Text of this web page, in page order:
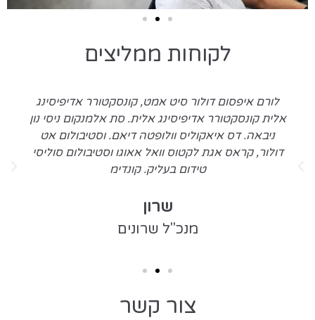
לקוחות ממליצים
לורם איפסום דולור סיט אמט, קונסקטורר אדיפיסינג
אלית קונסקטורר אדיפיסינג אלית. סת אלמנקום ניסי נון
ניבאה. דס איאקוליס וולופטה דיאם. וסטיבולום אט
דולור, קראס אגת לקטוס וואל אאוגו וסטיבולום סוליסי
טידום בעליק. קונדימ
שרון
מנכ"ל שרונים
צור קשר